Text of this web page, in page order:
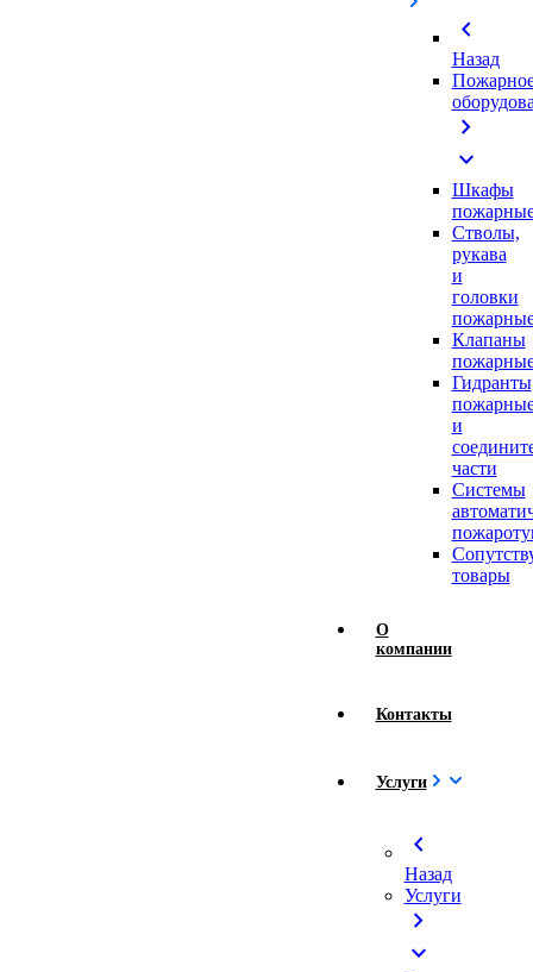
chevron_left
Назад
chevron_right
expand_more
Шкафы
Стволы,
рукава
и
головки
Клапаны
Гидранты
и
части
Системы
товары
О
компании
Контакты
Услуги
chevron_left
Назад
Услуги
chevron_right
expand_more